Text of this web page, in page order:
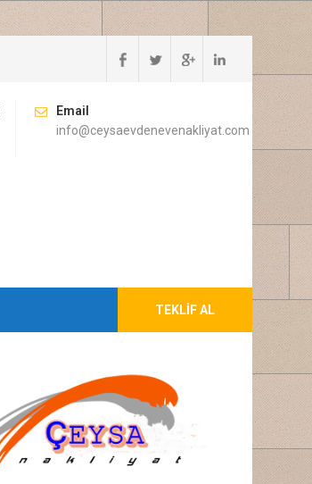
Email
info@ceysaevdenevenakliyat.com
TEKLIF AL